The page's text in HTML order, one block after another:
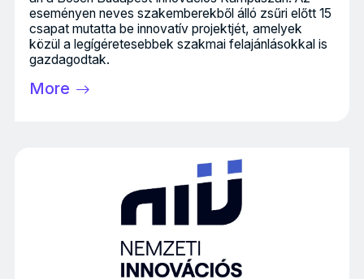
eseményen neves szakemberekből álló zsűri előtt 15
csapat mutatta be innovatív projektjét, amelyek
közül a legígéretesebbek szakmai felajánlásokkal is
gazdagodtak.
More